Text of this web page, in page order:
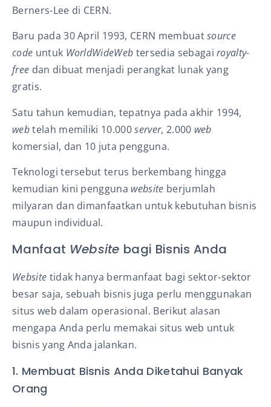
Berners-Lee di CERN.
Baru pada 30 April 1993, CERN membuatsource
code untuk WorldWideWeb tersedia sebagairoyalty-
free dan dibuat menjadi perangkat lunak yang
gratis.
Satu tahun kemudian, tepatnya pada akhir 1994,
webtelah memiliki 10.000server, 2.000 web
komersial, dan 10 juta pengguna.
Teknologi tersebut terus berkembang hingga
kemudian kini pengguna website berjumlah
milyaran dan dimanfaatkan untuk kebutuhan bisnis
maupun individual.
Manfaat Website bagi Bisnis Anda
Website tidak hanya bermanfaat bagi sektor-sektor
besar saja, sebuah bisnis juga perlu menggunakan
situs web dalam operasional. Berikut alasan
mengapa Anda perlu memakai situs web untuk
bisnis yang Anda jalankan.
1. Membuat Bisnis Anda Diketahui Banyak
Orang